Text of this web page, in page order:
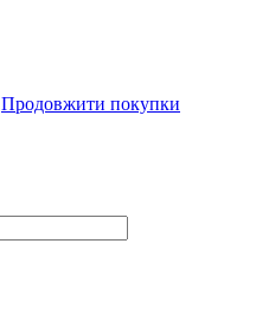
Продовжити покупки